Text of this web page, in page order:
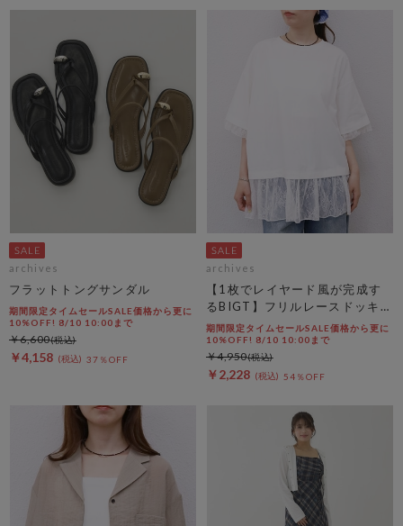
archives
フラットトングサンダル
期間限定タイムセールSALE価格から更に
10%OFF! 8/10 10:00まで
￥4,158 37％OFF
￥6,600
archives
【1枚でレイヤード風が完成す
るBIGT】フリルレースドッキン
グＢＩＧＴＥＥ
期間限定タイムセールSALE価格から更に
10%OFF! 8/10 10:00まで
￥2,228 54％OFF
￥4,950